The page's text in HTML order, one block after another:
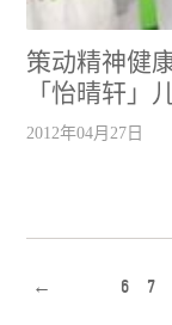
策动精神健
「怡晴轩」
2012年04月27日
← 6 7